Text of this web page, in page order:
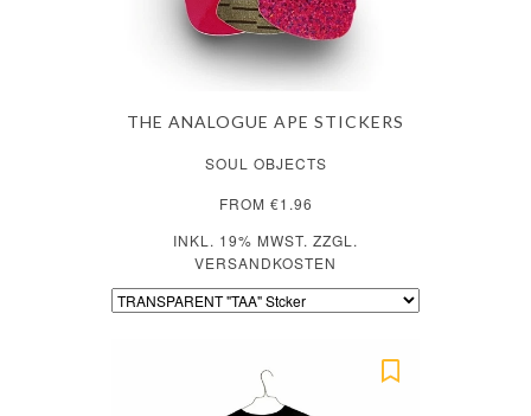
THE ANALOGUE APE STICKERS
SOUL OBJECTS
FROM €1.96
INKL. 19% MWST. ZZGL.
VERSANDKOSTEN